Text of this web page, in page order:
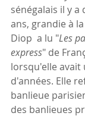
sénégalais il y
ans, grandie à
Diop  a lu "Les
express" de
lorsqu'elle avait
d'années. Elle
banlieue
des banlieues